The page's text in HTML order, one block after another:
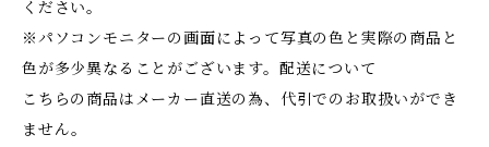
ください。
※パソコンモニターの画面によって写真の色と実際の商品と
色が多少異なることがございます。配送について
こちらの商品はメーカー直送の為、代引でのお取扱いができ
ません。